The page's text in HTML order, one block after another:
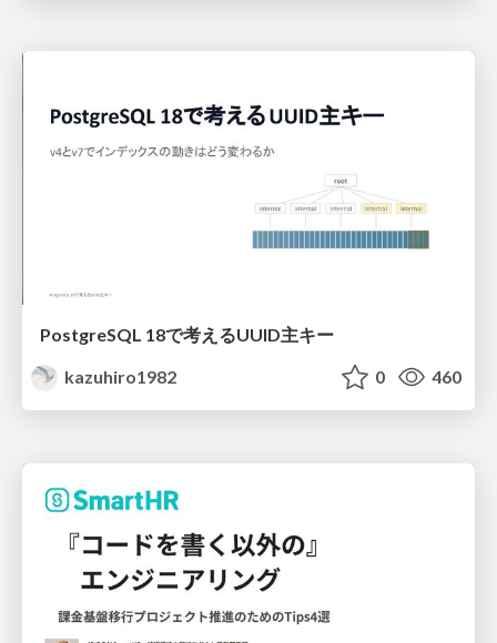
PostgreSQL 18で考えるUUID主キー
kazuhiro1982
0 460